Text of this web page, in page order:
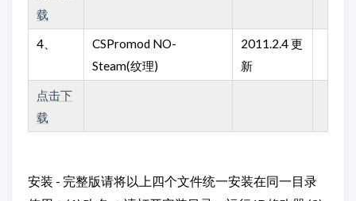
载
4、
CSPromod NO-
Steam(纹理)
2011.2.4 更
新
点击下
载
安装 - 完整版请将以上四个文件统一安装在同一目录